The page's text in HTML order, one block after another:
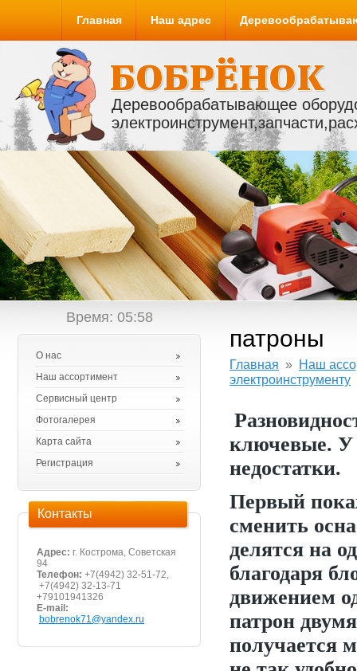
Деревообрабатывающее
Главная Наш адрес
Время: 05:58
О нас
Наш ассортимент
Сервисный центр
Фотогалерея
Карта сайта
Регистрация
Контакты
Адрес: г. Кострома, Советская
94
Телефон: +7(4942) 32-51-72,
+7(4942) 32-13-71
+79101941326
E-mail:
bobrenok71@yandex.ru
патроны
Главная » Наш
электроинструменту
ключевые. У
недостатки.
Первый
сменить
делятся на
благодаря
движением
патрон
получается